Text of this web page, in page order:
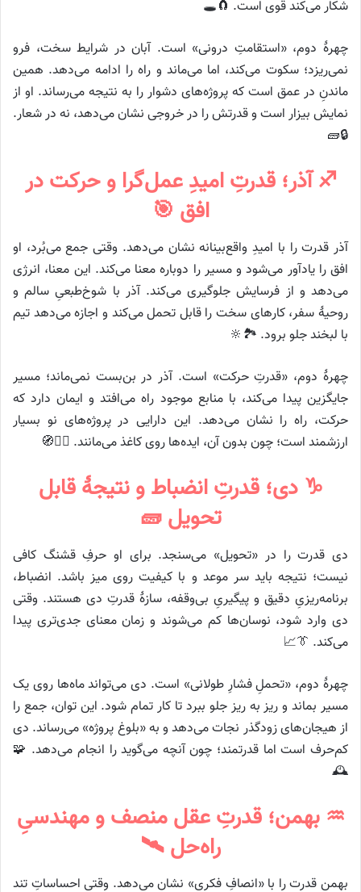
شکار می‌کند قوی است. 🧲🕳️
چهرهٔ دوم، «استقامتِ درونی» است. آبان در شرایط سخت، فرو
نمی‌ریزد؛ سکوت می‌کند، اما می‌ماند و راه را ادامه می‌دهد. همین
ماندنِ در عمق است که پروژه‌های دشوار را به نتیجه می‌رساند. او از
نمایش بیزار است و قدرتش را در خروجی نشان می‌دهد، نه در شعار.
🔒🧱
♐ آذر؛ قدرتِ امیدِ عمل‌گرا و حرکت در
افق 🎯
آذر قدرت را با امیدِ واقع‌بینانه نشان می‌دهد. وقتی جمع می‌بُرد، او
افق را یادآور می‌شود و مسیر را دوباره معنا می‌کند. این معنا، انرژی
می‌دهد و از فرسایش جلوگیری می‌کند. آذر با شوخ‌طبعیِ سالم و
روحیهٔ سفر، کارهای سخت را قابل تحمل می‌کند و اجازه می‌دهد تیم
با لبخند جلو برود. 🏞️🔆
چهرهٔ دوم، «قدرتِ حرکت» است. آذر در بن‌بست نمی‌ماند؛ مسیر
جایگزین پیدا می‌کند، با منابع موجود راه می‌افتد و ایمان دارد که
حرکت، راه را نشان می‌دهد. این دارایی در پروژه‌های نو بسیار
ارزشمند است؛ چون بدون آن، ایده‌ها روی کاغذ می‌مانند. 🚶‍♂️🧭
♑ دی؛ قدرتِ انضباط و نتیجهٔ قابل
تحویل 🧱
دی قدرت را در «تحویل» می‌سنجد. برای او حرفِ قشنگ کافی
نیست؛ نتیجه باید سر موعد و با کیفیت روی میز باشد. انضباط،
برنامه‌ریزیِ دقیق و پیگیریِ بی‌وقفه، سازهٔ قدرتِ دی هستند. وقتی
دی وارد شود، نوسان‌ها کم می‌شوند و زمان معنای جدی‌تری پیدا
می‌کند. 👔📈
چهرهٔ دوم، «تحملِ فشارِ طولانی» است. دی می‌تواند ماه‌ها روی یک
مسیر بماند و ریز به ریز جلو ببرد تا کار تمام شود. این توان، جمع را
از هیجان‌های زودگذر نجات می‌دهد و به «بلوغ پروژه» می‌رساند. دی
کم‌حرف است اما قدرتمند؛ چون آنچه می‌گوید را انجام می‌دهد. 🧩
🕰️
♒ بهمن؛ قدرتِ عقل منصف و مهندسیِ
راه‌حل 🛰️
بهمن قدرت را با «انصافِ فکری» نشان می‌دهد. وقتی احساساتِ تند